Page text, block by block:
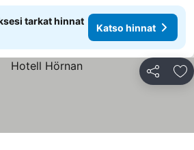
tarkat hinnat
Katso hinnat
Jaa